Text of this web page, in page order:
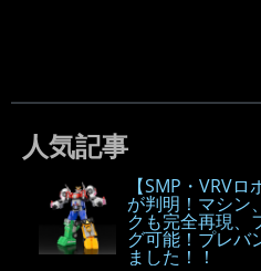
人気記事
【SMP・VRV
が判明！マシン
クも完全再現、
グ可能！プレバ
ました！！